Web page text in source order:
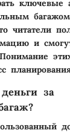
ключевые
читатели
и
за